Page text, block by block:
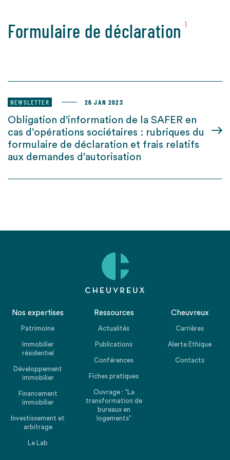
Formulaire de déclaration 1
NEWSLETTER 26 JAN 2023
Obligation d’information de la SAFER en
cas d’opérations sociétaires : rubriques du
formulaire de déclaration et frais relatifs
aux demandes d’autorisation
Nos expertises
Patrimoine
Immobilier
résidentiel
Développement
immobilier
Financement
immobilier
Investissement et
arbitrage
Le Lab
Ressources
Actualités
Publications
Conférences
Fiches pratiques
Ouvrage : “La
transformation de
bureaux en
logements”
Cheuvreux
Carrières
Alerte Ethique
Contacts